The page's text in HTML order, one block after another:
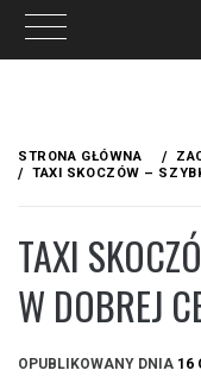
treści
STRONA GŁÓWNA
TAXI SKOCZÓW –
TAXI
W DOBREJ
OPUBLIKOWANY DNIA 16